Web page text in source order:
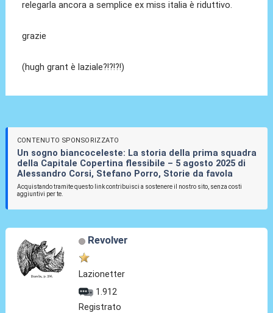
relegarla ancora a semplice ex miss italia è riduttivo.
grazie
(hugh grant è laziale?!?!?!)
CONTENUTO SPONSORIZZATO
Un sogno biancoceleste: La storia della prima squadra
della Capitale Copertina flessibile – 5 agosto 2025 di
Alessandro Corsi, Stefano Porro, Storie da favola
Acquistando tramite questo link contribuisci a sostenere il nostro sito, senza costi
aggiuntivi per te.
Revolver
Lazionetter
1.912
Registrato